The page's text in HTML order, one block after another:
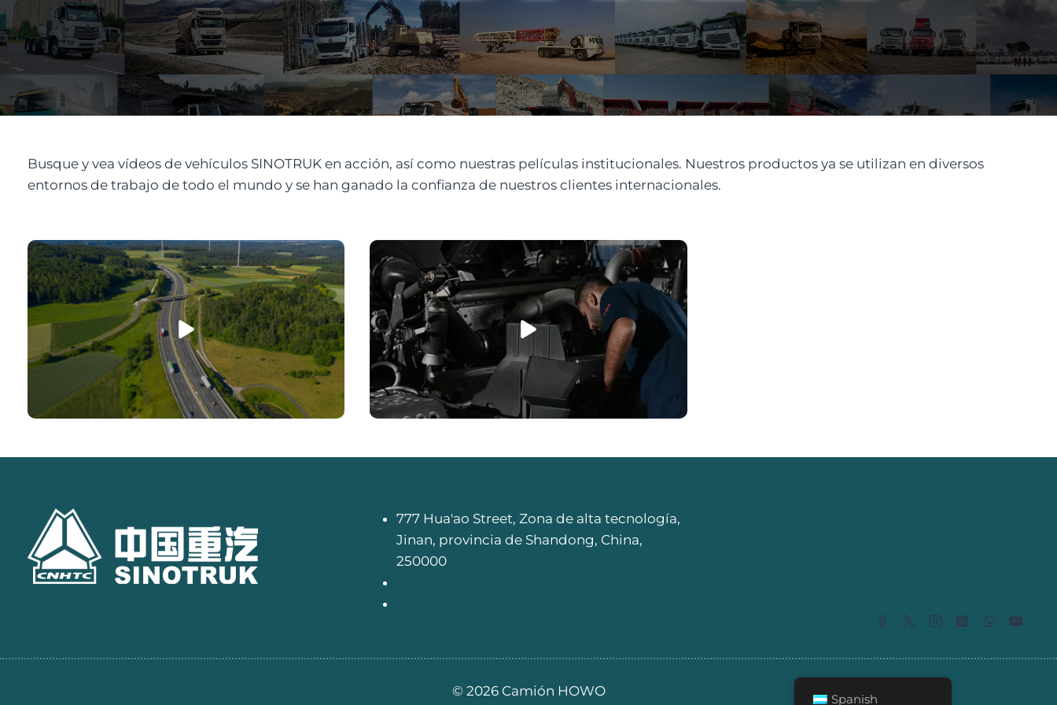
Busque y vea vídeos de vehículos SINOTRUK en acción, así como nuestras películas institucionales. Nuestros productos ya se utilizan en diversos
entornos de trabajo de todo el mundo y se han ganado la confianza de nuestros clientes internacionales.
777 Hua'ao Street, Zona de alta tecnología,
Jinan, provincia de Shandong, China,
250000
© 2026 Camión HOWO
Spanish